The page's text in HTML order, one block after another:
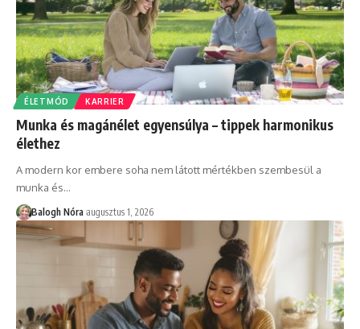
ÉLETMÓD KARRIER
Munka és magánélet egyensúlya – tippek harmonikus
élethez
A modern kor embere soha nem látott mértékben szembesül a
munka és…
Balogh Nóra augusztus 1, 2026